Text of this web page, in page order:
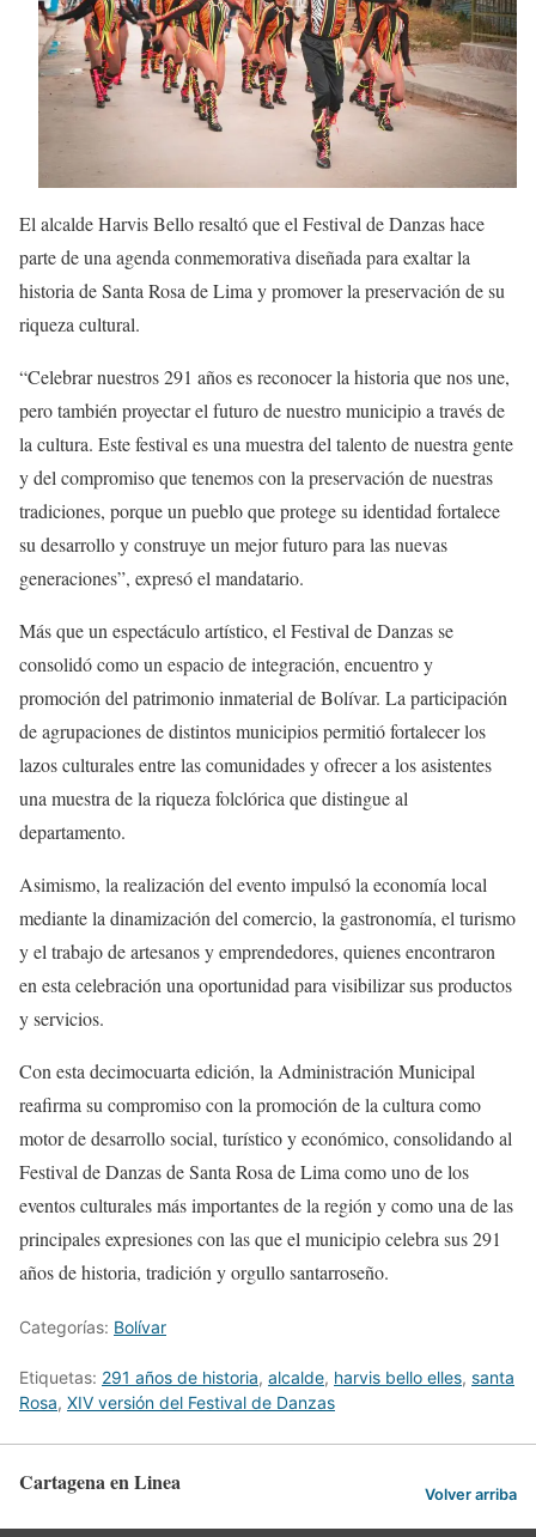
El alcalde Harvis Bello resaltó que el Festival de Danzas hace
parte de una agenda conmemorativa diseñada para exaltar la
historia de Santa Rosa de Lima y promover la preservación de su
riqueza cultural.
“Celebrar nuestros 291 años es reconocer la historia que nos une,
pero también proyectar el futuro de nuestro municipio a través de
la cultura. Este festival es una muestra del talento de nuestra gente
y del compromiso que tenemos con la preservación de nuestras
tradiciones, porque un pueblo que protege su identidad fortalece
su desarrollo y construye un mejor futuro para las nuevas
generaciones”, expresó el mandatario.
Más que un espectáculo artístico, el Festival de Danzas se
consolidó como un espacio de integración, encuentro y
promoción del patrimonio inmaterial de Bolívar. La participación
de agrupaciones de distintos municipios permitió fortalecer los
lazos culturales entre las comunidades y ofrecer a los asistentes
una muestra de la riqueza folclórica que distingue al
departamento.
Asimismo, la realización del evento impulsó la economía local
mediante la dinamización del comercio, la gastronomía, el turismo
y el trabajo de artesanos y emprendedores, quienes encontraron
en esta celebración una oportunidad para visibilizar sus productos
y servicios.
Con esta decimocuarta edición, la Administración Municipal
reafirma su compromiso con la promoción de la cultura como
motor de desarrollo social, turístico y económico, consolidando al
Festival de Danzas de Santa Rosa de Lima como uno de los
eventos culturales más importantes de la región y como una de las
principales expresiones con las que el municipio celebra sus 291
años de historia, tradición y orgullo santarroseño.
Categorías: Bolívar
Etiquetas: 291 años de historia, alcalde, harvis bello elles, santa
Rosa, XIV versión del Festival de Danzas
Cartagena en Linea Volver arriba